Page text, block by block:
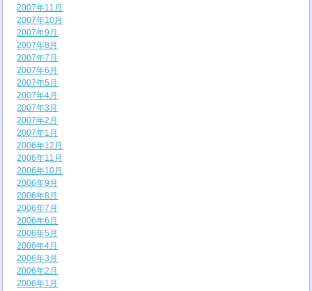
2007年11月
2007年10月
2007年9月
2007年8月
2007年7月
2007年6月
2007年5月
2007年4月
2007年3月
2007年2月
2007年1月
2006年12月
2006年11月
2006年10月
2006年9月
2006年8月
2006年7月
2006年6月
2006年5月
2006年4月
2006年3月
2006年2月
2006年1月